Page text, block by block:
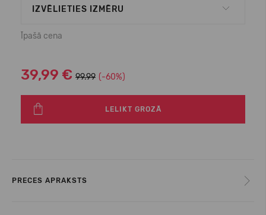
IZVĒLIETIES IZMĒRU
Īpašā cena
39,99 € 99.99 (-60%)
LELIKT GROZĀ
PRECES APRAKSTS